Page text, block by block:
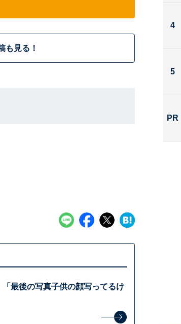
も見る！
最後の写真子供の顔写ってるけ
4
5
PR